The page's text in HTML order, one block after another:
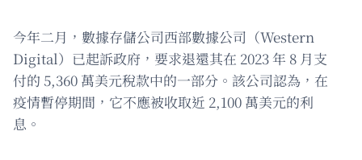
今年二月，數據存儲公司西部數據公司（Western
Digital）已起訴政府，要求退還其在 2023 年 8 月支
付的 5,360 萬美元稅款中的一部分。該公司認為，在
疫情暫停期間，它不應被收取近 2,100 萬美元的利
息。